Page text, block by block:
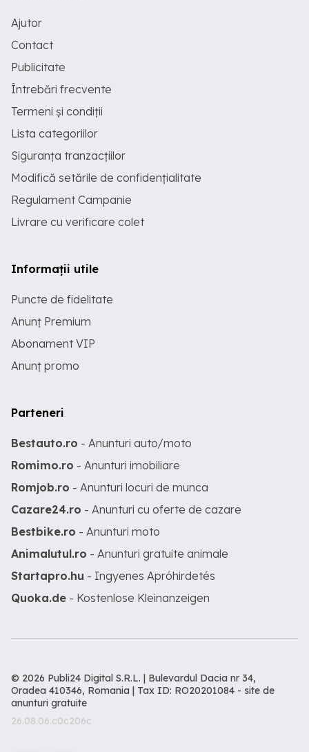
Ajutor
Contact
Publicitate
Întrebări frecvente
Termeni și condiții
Lista categoriilor
Siguranța tranzacțiilor
Modifică setările de confidențialitate
Regulament Campanie
Livrare cu verificare colet
Informații utile
Puncte de fidelitate
Anunț Premium
Abonament VIP
Anunț promo
Parteneri
Bestauto.ro - Anunturi auto/moto
Romimo.ro - Anunturi imobiliare
Romjob.ro - Anunturi locuri de munca
Cazare24.ro - Anunturi cu oferte de cazare
Bestbike.ro - Anunturi moto
Animalutul.ro - Anunturi gratuite animale
Startapro.hu - Ingyenes Apróhirdetés
Quoka.de - Kostenlose Kleinanzeigen
© 2026 Publi24 Digital S.R.L. | Bulevardul Dacia nr 34,
Oradea 410346, Romania | Tax ID: RO20201084 - site de
anunturi gratuite
26.08.06.c0c206c